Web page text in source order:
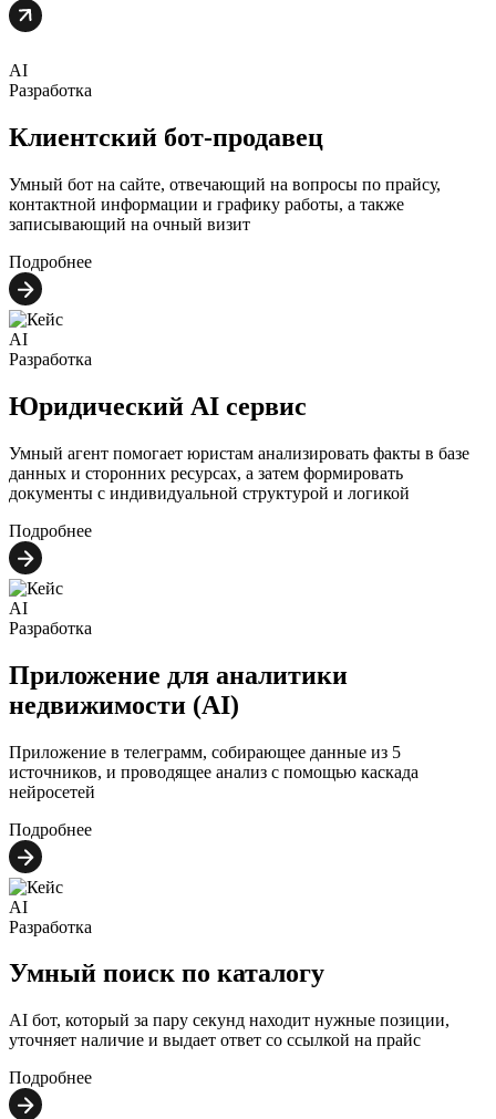
AI
Разработка
Клиентский бот-продавец
Умный бот на сайте, отвечающий на вопросы по прайсу,
контактной информации и графику работы, а также
записывающий на очный визит
Подробнее
AI
Разработка
Юридический AI сервис
Умный агент помогает юристам анализировать факты в базе
данных и сторонних ресурсах, а затем формировать
документы с индивидуальной структурой и логикой
Подробнее
AI
Разработка
Приложение для аналитики
недвижимости (AI)
Приложение в телеграмм, собирающее данные из 5
источников, и проводящее анализ с помощью каскада
нейросетей
Подробнее
AI
Разработка
Умный поиск по каталогу
AI бот, который за пару секунд находит нужные позиции,
уточняет наличие и выдает ответ со ссылкой на прайс
Подробнее